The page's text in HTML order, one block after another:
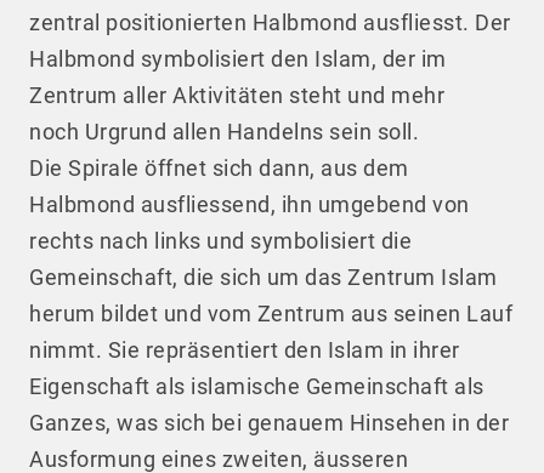
zentral positionierten Halbmond ausfliesst. Der
Halbmond symbolisiert den Islam, der im
Zentrum aller Aktivitäten steht und mehr
noch Urgrund allen Handelns sein soll.
Die Spirale öffnet sich dann, aus dem
Halbmond ausfliessend, ihn umgebend von
rechts nach links und symbolisiert die
Gemeinschaft, die sich um das Zentrum Islam
herum bildet und vom Zentrum aus seinen Lauf
nimmt. Sie repräsentiert den Islam in ihrer
Eigenschaft als islamische Gemeinschaft als
Ganzes, was sich bei genauem Hinsehen in der
Ausformung eines zweiten, äusseren